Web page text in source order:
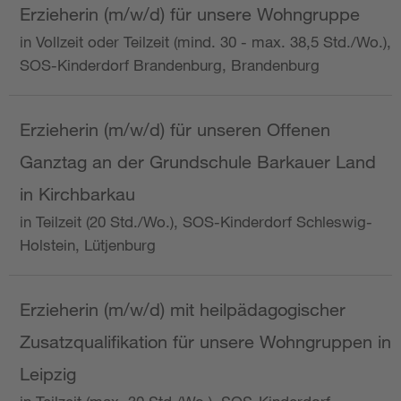
Erzieherin (m/w/d) für unsere Wohngruppe
in Vollzeit oder Teilzeit (mind. 30 - max. 38,5 Std./Wo.),
SOS-Kinderdorf Brandenburg, Brandenburg
Erzieherin (m/w/d) für unseren Offenen
Ganztag an der Grundschule Barkauer Land
in Kirchbarkau
in Teilzeit (20 Std./Wo.), SOS-Kinderdorf Schleswig-
Holstein, Lütjenburg
Erzieherin (m/w/d) mit heilpädagogischer
Zusatzqualifikation für unsere Wohngruppen in
Leipzig